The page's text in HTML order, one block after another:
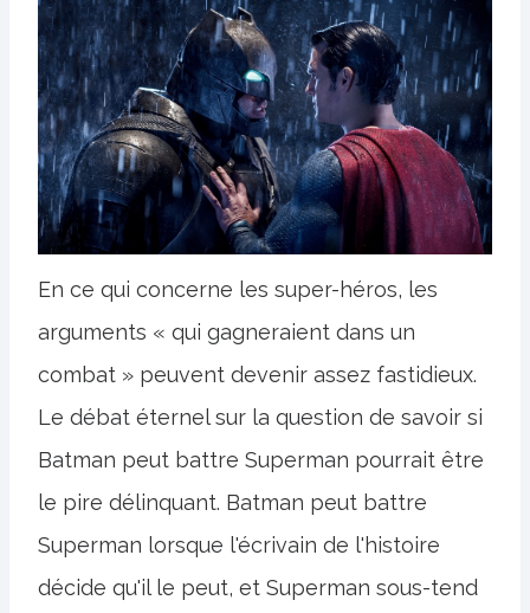
En ce qui concerne les super-héros, les
arguments « qui gagneraient dans un
combat » peuvent devenir assez fastidieux.
Le débat éternel sur la question de savoir si
Batman peut battre Superman pourrait être
le pire délinquant. Batman peut battre
Superman lorsque l'écrivain de l'histoire
décide qu'il le peut, et Superman sous-tend